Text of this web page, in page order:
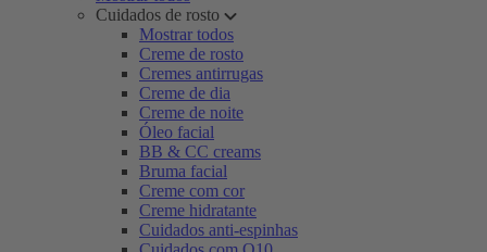
Cuidados de rosto
Mostrar todos
Creme de rosto
Cremes antirrugas
Creme de dia
Creme de noite
Óleo facial
BB & CC creams
Bruma facial
Creme com cor
Creme hidratante
Cuidados anti-espinhas